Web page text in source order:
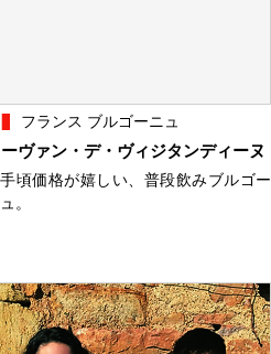
フランス ブルゴーニュ
ヴァン・デ・ヴィジタンディーヌ
頃価格が嬉しい、普段飲みブルゴー
。